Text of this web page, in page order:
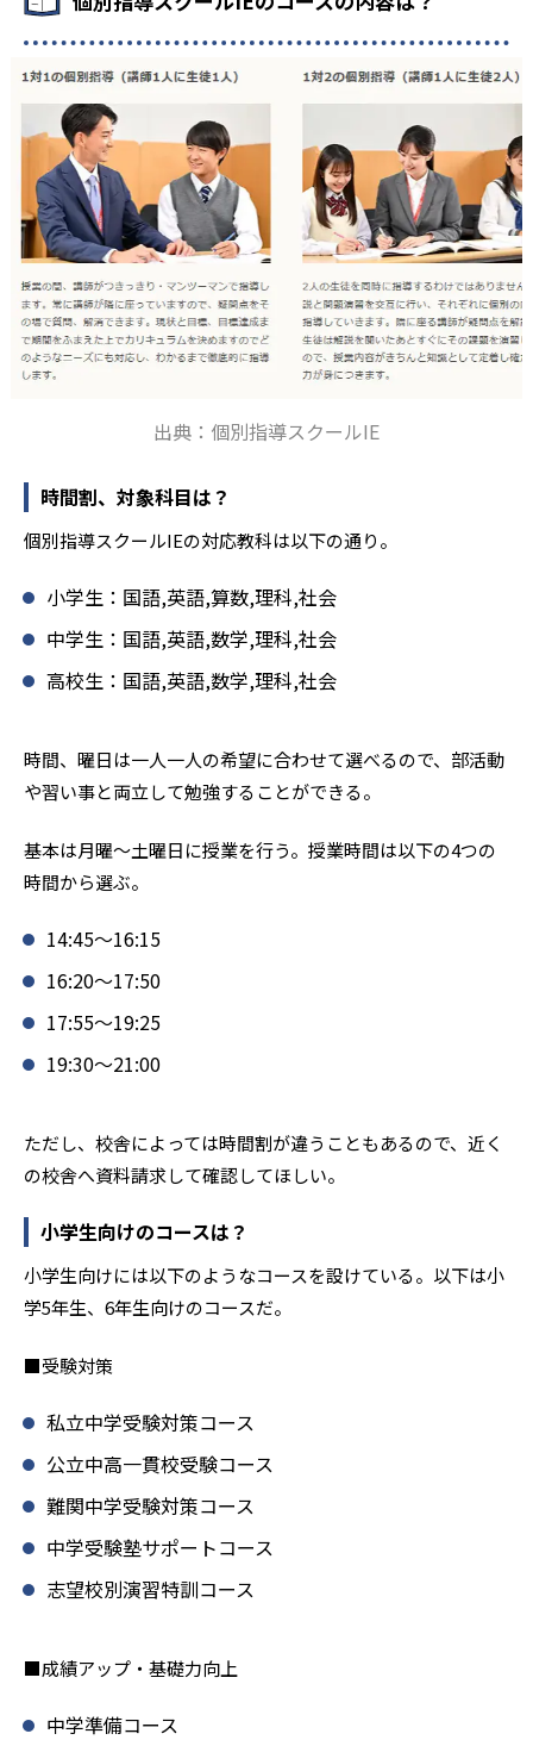
出典：個別指導スクールIE
時間割、対象科目は？
個別指導スクールIEの対応教科は以下の通り。
小学生：国語,英語,算数,理科,社会
中学生：国語,英語,数学,理科,社会
高校生：国語,英語,数学,理科,社会
時間、曜日は一人一人の希望に合わせて選べるので、部活動
や習い事と両立して勉強することができる。
基本は月曜〜土曜日に授業を行う。授業時間は以下の4つの
時間から選ぶ。
14:45〜16:15
16:20〜17:50
17:55〜19:25
19:30〜21:00
ただし、校舎によっては時間割が違うこともあるので、近く
の校舎へ資料請求して確認してほしい。
小学生向けのコースは？
小学生向けには以下のようなコースを設けている。以下は小
学5年生、6年生向けのコースだ。
■受験対策
私立中学受験対策コース
公立中高一貫校受験コース
難関中学受験対策コース
中学受験塾サポートコース
志望校別演習特訓コース
■成績アップ・基礎力向上
中学準備コース